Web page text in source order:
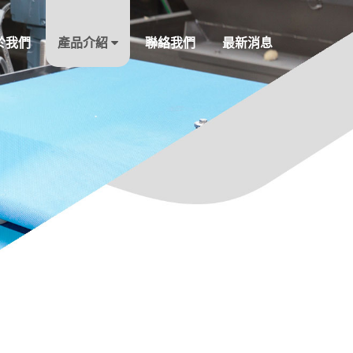
我們 產品介紹 聯絡我們 最新消息